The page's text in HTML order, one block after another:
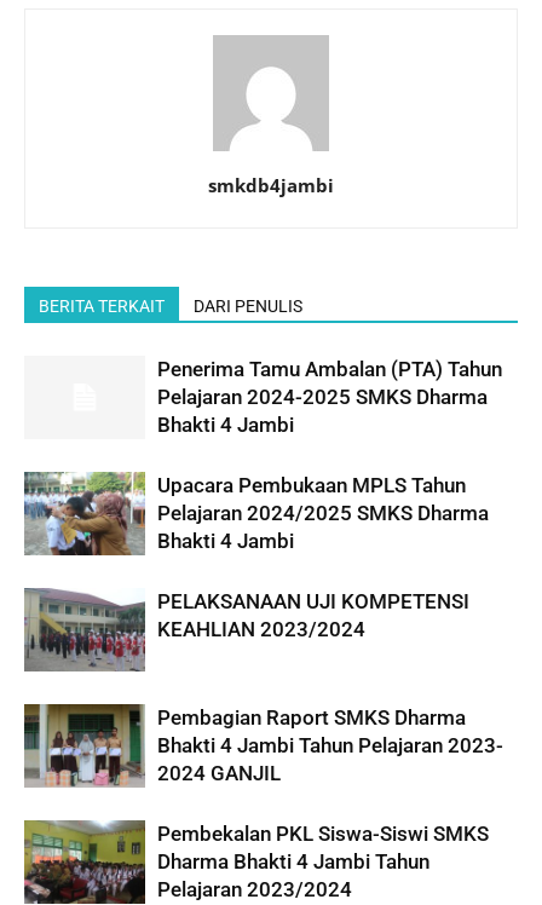
smkdb4jambi
BERITA TERKAIT DARI PENULIS
Penerima Tamu Ambalan (PTA) Tahun
Pelajaran 2024-2025 SMKS Dharma
Bhakti 4 Jambi
Upacara Pembukaan MPLS Tahun
Pelajaran 2024/2025 SMKS Dharma
Bhakti 4 Jambi
PELAKSANAAN UJI KOMPETENSI
KEAHLIAN 2023/2024
Pembagian Raport SMKS Dharma
Bhakti 4 Jambi Tahun Pelajaran 2023-
2024 GANJIL
Pembekalan PKL Siswa-Siswi SMKS
Dharma Bhakti 4 Jambi Tahun
Pelajaran 2023/2024